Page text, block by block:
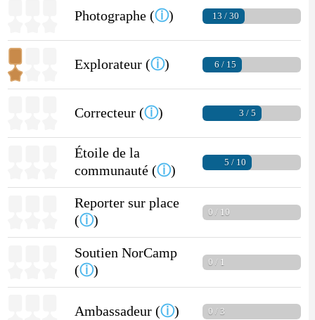
Photographe (ⓘ) 13 / 30
Explorateur (ⓘ) 6 / 15
Correcteur (ⓘ) 3 / 5
Étoile de la
communauté (ⓘ)
5 / 10
Reporter sur place
(ⓘ)
0 / 10
Soutien NorCamp
(ⓘ)
0 / 1
Ambassadeur (ⓘ) 0 / 3